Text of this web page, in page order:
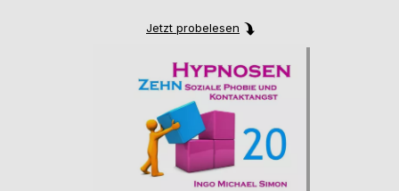
Jetzt probelesen
to
the
end
of
the
images
gallery
to
the
beginning
of
the
images
gallery